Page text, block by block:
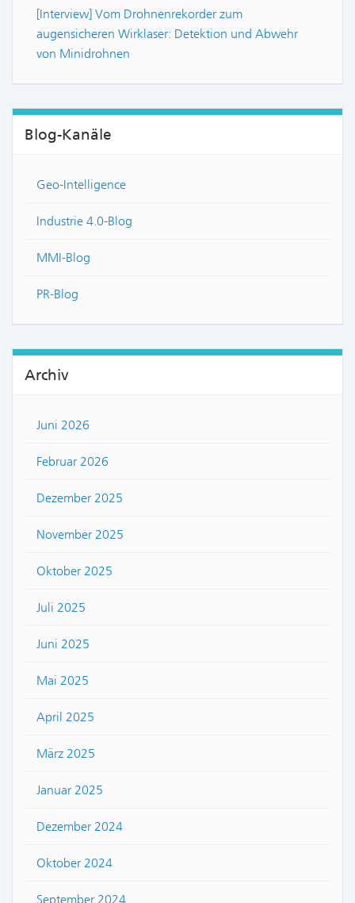
[Interview] Vom Drohnenrekorder zum
augensicheren Wirklaser: Detektion und Abwehr
von Minidrohnen
Blog-Kanäle
Geo-Intelligence
Industrie 4.0-Blog
MMI-Blog
PR-Blog
Archiv
Juni 2026
Februar 2026
Dezember 2025
November 2025
Oktober 2025
Juli 2025
Juni 2025
Mai 2025
April 2025
März 2025
Januar 2025
Dezember 2024
Oktober 2024
September 2024